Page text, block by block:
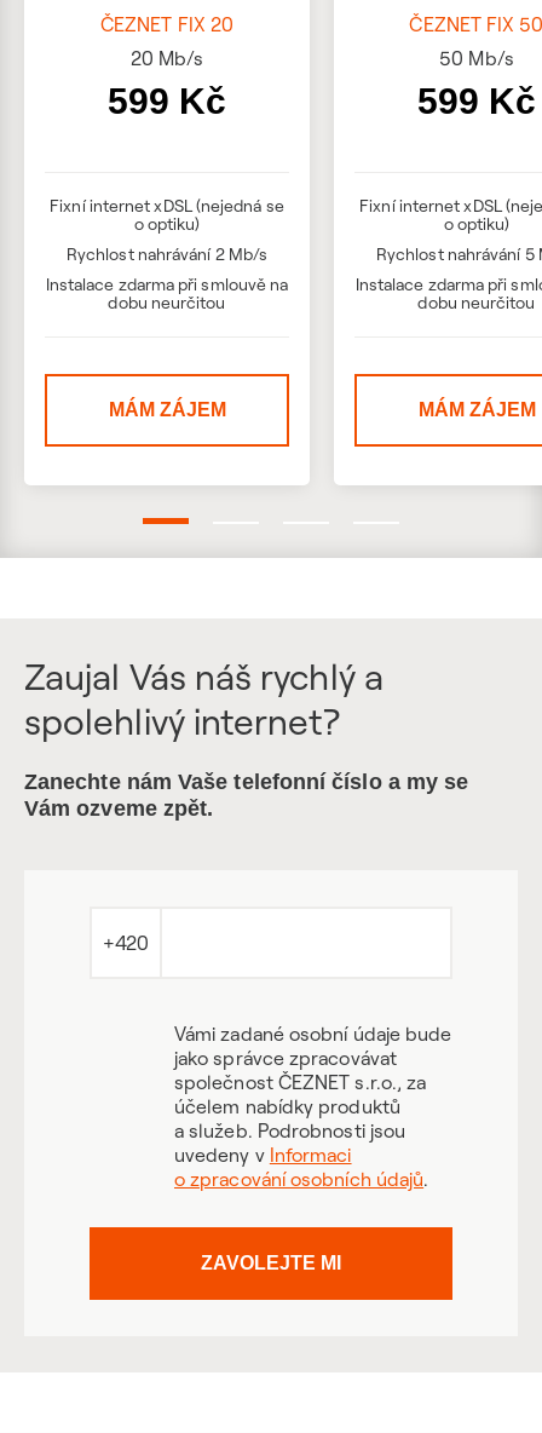
ČEZNET FIX 20
20 Mb/s
599 Kč
Fixní internet xDSL (nejedná se
o optiku)
Rychlost nahrávání 2 Mb/s
Instalace zdarma při smlouvě na
dobu neurčitou
MÁM ZÁJEM
ČEZNET FIX
50 Mb/s
599 Kč
Fixní internet xDSL
o optiku)
Rychlost nahrávání 5
Instalace zdarma při
dobu neurčitou
MÁM ZÁJEM
Zaujal Vás náš rychlý a
spolehlivý internet?
Zanechte nám Vaše telefonní číslo a my se
Vám ozveme zpět.
+420
Vámi zadané osobní údaje bude
jako správce zpracovávat
společnost ČEZNET s.r.o., za
účelem nabídky produktů
a služeb. Podrobnosti jsou
uvedeny v Informaci
o zpracování osobních údajů.
ZAVOLEJTE MI